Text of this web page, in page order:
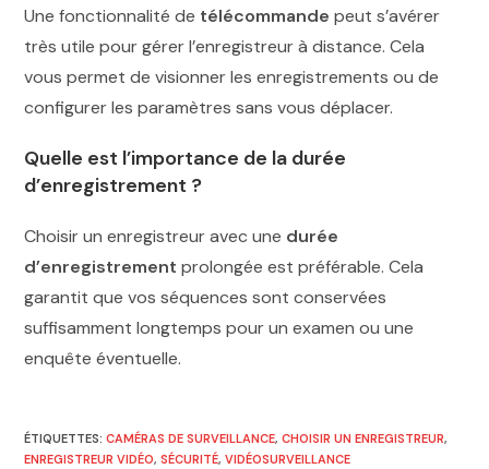
Une fonctionnalité de télécommande peut s’avérer
très utile pour gérer l’enregistreur à distance. Cela
vous permet de visionner les enregistrements ou de
configurer les paramètres sans vous déplacer.
Quelle est l’importance de la durée
d’enregistrement ?
Choisir un enregistreur avec une durée
d’enregistrement prolongée est préférable. Cela
garantit que vos séquences sont conservées
suffisamment longtemps pour un examen ou une
enquête éventuelle.
ÉTIQUETTES:CAMÉRAS DE SURVEILLANCE, CHOISIR UN ENREGISTREUR,
ENREGISTREUR VIDÉO, SÉCURITÉ, VIDÉOSURVEILLANCE